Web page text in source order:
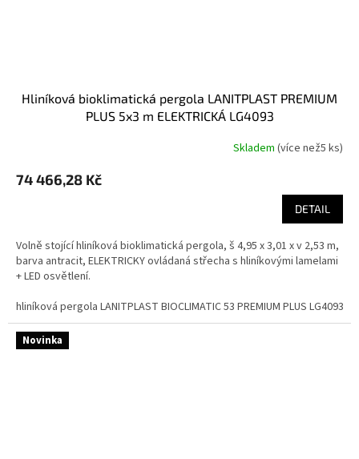
hliníková bioklimatická pergola LANITPLAST PREMIUM
PLUS 5x3 m ELEKTRICKÁ LG4093
Skladem (více než5 ks)
74 466,28 Kč
DETAIL
Volně stojící hliníková bioklimatická pergola, š 4,95 x 3,01 x v 2,53 m,
barva antracit, ELEKTRICKY ovládaná střecha s hliníkovými lamelami
+ LED osvětlení.
hliníková pergola LANITPLAST BIOCLIMATIC 53 PREMIUM PLUS LG4093
Novinka